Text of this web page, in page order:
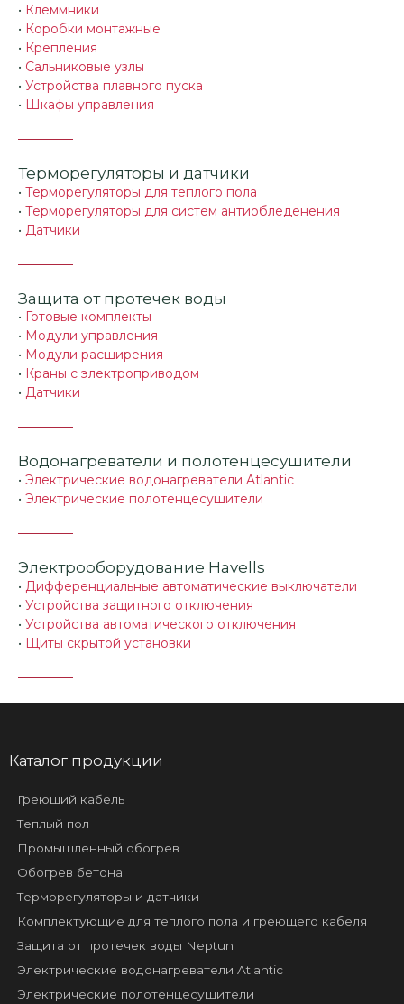
• Клеммники
• Коробки монтажные
• Крепления
• Сальниковые узлы
• Устройства плавного пуска
• Шкафы управления
Терморегуляторы и датчики
• Терморегуляторы для теплого пола
• Терморегуляторы для систем антиобледенения
• Датчики
Защита от протечек воды
• Готовые комплекты
• Модули управления
• Модули расширения
• Краны с электроприводом
• Датчики
Водонагреватели и полотенцесушители
• Электрические водонагреватели Atlantic
• Электрические полотенцесушители
Электрооборудование Havells
• Дифференциальные автоматические выключатели
• Устройства защитного отключения
• Устройства автоматического отключения
• Щиты скрытой установки
Каталог продукции
Греющий кабель
Теплый пол
Промышленный обогрев
Обогрев бетона
Терморегуляторы и датчики
Комплектующие для теплого пола и греющего кабеля
Защита от протечек воды Neptun
Электрические водонагреватели Atlantic
Электрические полотенцесушители